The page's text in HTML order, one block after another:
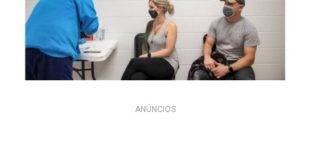
ANÚNCIOS